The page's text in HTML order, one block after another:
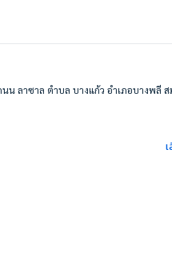
น ลาซาล ตำบล บางแก้ว อำเภอบางพลี